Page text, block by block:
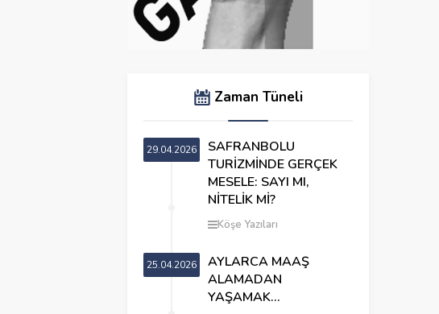
Zaman Tüneli
29.04.2026
SAFRANBOLU
TURİZMİNDE GERÇEK
MESELE: SAYI MI,
NİTELİK Mİ?
Köşe Yazıları
25.04.2026
AYLARCA MAAŞ
ALAMADAN
YAŞAMAK…